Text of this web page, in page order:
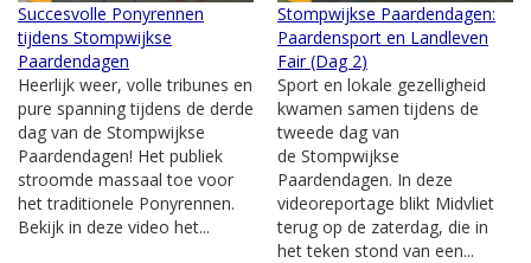
Succesvolle Ponyrennen
tijdens Stompwijkse
Paardendagen
Heerlijk weer, volle tribunes en
pure spanning tijdens de derde
dag van de Stompwijkse
Paardendagen! Het publiek
stroomde massaal toe voor
het traditionele Ponyrennen.
Bekijk in deze video het...
Stompwijkse Paardendagen:
Paardensport en Landleven
Fair (Dag 2)
Sport en lokale gezelligheid
kwamen samen tijdens de
tweede dag van
de Stompwijkse
Paardendagen. In deze
videoreportage blikt Midvliet
terug op de zaterdag, die in
het teken stond van een...